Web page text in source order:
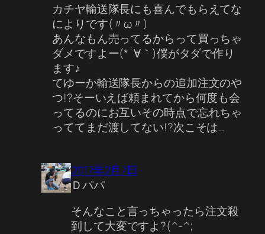
カチヤ輸送隊長にも喜んでもらえてな
によりです(〃ω〃)
あんなもん売ってるからって買っちゃ
ダメですよー(*´∀｀)僕がタダで作り
ます♪
てゆーか輸送隊長からの追加注文のや
つ!?そーいえば頼まれてから何度も会
ってるのにお互いその時点で忘れちゃ
っててまだ渡してない!?次こそは…
2017年2月7日
Ｄパパ
そんなこと言っちゃったら注文殺
到して大変ですよ?(^-^;